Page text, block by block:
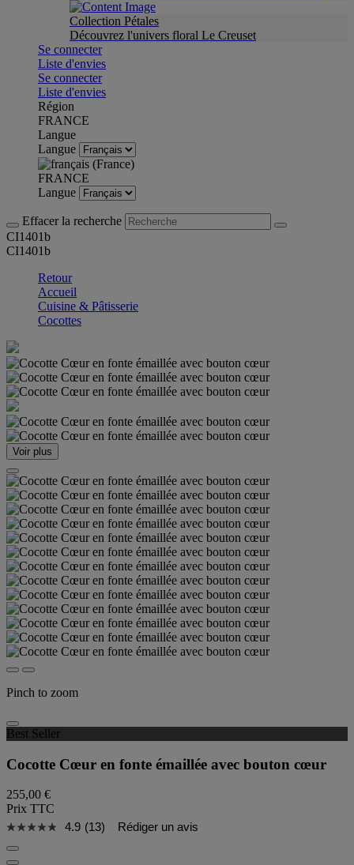
Collection Pétales
Découvrez l'univers floral Le Creuset
Se connecter
Liste d'envies
Se connecter
Liste d'envies
Région
FRANCE
Langue
Langue
FRANCE
Langue
Effacer la recherche
CI1401b
CI1401b
Retour
Accueil
Cuisine & Pâtisserie
Cocottes
Voir plus
Pinch to zoom
Best Seller
Cocotte Cœur en fonte émaillée avec bouton cœur
255,00 €
Prix TTC
4.9 (13) Rédiger un avis